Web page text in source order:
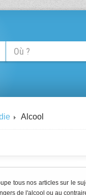
Alcool
tous nos articles sur le
de l'alcool ou au